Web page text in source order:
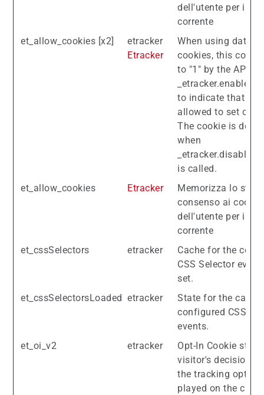
dell'utente per il
corrente
et_allow_cookies [x2]
etracker
Etracker
When using data-
cookies, this
to "1" by the API
to indicate that
allowed to set
The cookie is
when
is called.
et_allow_cookies
Etracker
Memorizza lo
consenso ai cookie
dell'utente per il
corrente
et_cssSelectors
etracker
Cache for the
CSS Selector
set.
et_cssSelectorsLoaded etracker
State for the
configured CSS
events.
et_oi_v2
etracker
Opt-In Cookie
visitor's decision
the tracking opt-in
played on the